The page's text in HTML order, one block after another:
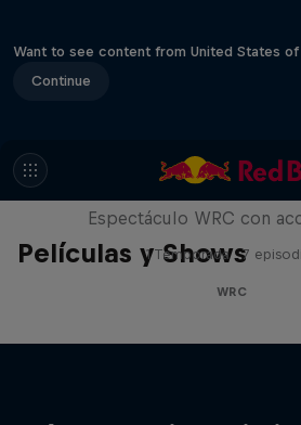
Want to see content from United States of
Continue
Películas y Shows
More Than
Espectáculo WRC con
1 Temporada · 7
WRC